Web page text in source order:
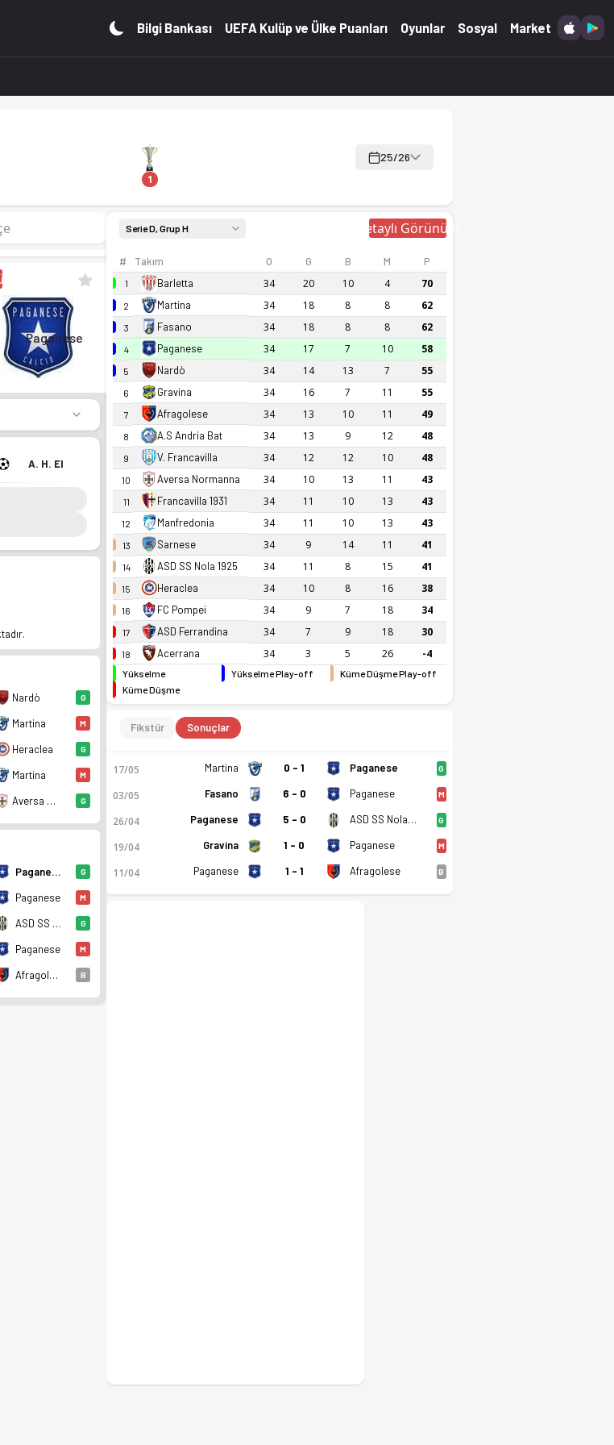
canlı skor Ofsayt'ta.
Bilgi Bankası UEFA Kulüp ve Ülke Puanları Oyunlar Sosyal Market
canlı skor Ofsayt'ta.
1
25/26
Paganese
A. H. El
Nardò G
Martina M
Heraclea G
Martina M
Aversa Normanna G
Paganese G
Paganese M
ASD SS Nola 1925 G
Paganese M
Afragolese B
Serie D, Grup H Detaylı Görünüm
# Takım O G B M P
1 Barletta 34 20 10 4 70
2 Martina 34 18 8 8 62
3 Fasano 34 18 8 8 62
4 Paganese 34 17 7 10 58
5 Nardò 34 14 13 7 55
6 Gravina 34 16 7 11 55
7 Afragolese 34 13 10 11 49
8 A.S Andria Bat 34 13 9 12 48
9 V. Francavilla 34 12 12 10 48
10 Aversa Normanna 34 10 13 11 43
11 Francavilla 1931 34 11 10 13 43
12 Manfredonia 34 11 10 13 43
13 Sarnese 34 9 14 11 41
14 ASD SS Nola 1925 34 11 8 15 41
15 Heraclea 34 10 8 16 38
16 FC Pompei 34 9 7 18 34
17 ASD Ferrandina 34 7 9 18 30
18 Acerrana 34 3 5 26 -4
Yükselme Yükselme Play-off
Küme Düşme Play-off
Küme Düşme
Fikstür Sonuçlar
17/05 Martina 0 - 1 Paganese G
03/05 Fasano 6 - 0 Paganese M
26/04 Paganese 5 - 0 ASD SS Nola 1925 G
19/04 Gravina 1 - 0 Paganese M
11/04 Paganese 1 - 1 Afragolese B